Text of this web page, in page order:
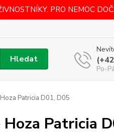
PRO NEMOC
Hledat
Po-
Patricia D01, D05
Patricia